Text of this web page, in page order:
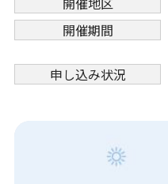
開催期間
申し込み状況